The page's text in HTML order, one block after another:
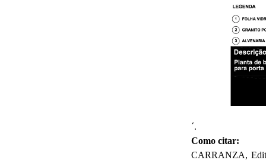
´.
Como citar:
CARRANZA,